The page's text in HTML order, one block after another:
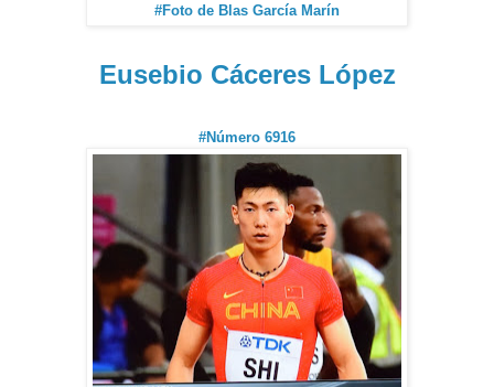
#Foto de Blas García Marín
Eusebio Cáceres López
#Número 6916